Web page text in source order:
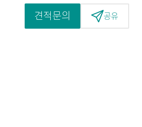
견적문의 공유